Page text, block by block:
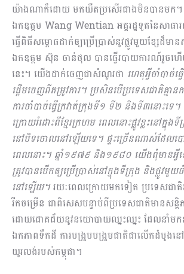
យ៉ាងណាក៏ដោយ មកយឺតប្រសើរជាងមិនបានមក។ ថ្
ឯកឧត្ដម Wang Wentian អគ្គរដ្ឋទូតនៃសាធា
ធ្វើពិធីសម្ពោធដាក់ឲ្យប្រើប្រាស់នូវផ្លូវមួយខ្សែដ៏មា
ឯកឧត្ដម ស៊ុន ចាន់ថុល បានធ្វើរបាយការណ៍រួចហ
នេះ។ យើងដាក់ចេញជាសំណួរថា ហេតុអ្វីចាំបាច់ធ្វ
ផ្ដើមចេញពីតម្រូវការ។ ប្រសិនបើប្រទេសជាតិគ្មា
ការចាំ​បាច់​ធ្វើក្រវាត់ក្រុងទី១ ទី២ និងទី៣នោះទេ
ក្រោយរំដោះពីខ្មែរក្រហម ពេលនោះផ្លូវខ្លះនៅក្នុងទី
នៅបិទចោលនៅឡើយទេ។ ផ្ទះច្រើនណាស់ដែលប
ពេលនោះ។ ឆ្នាំ១៩៧៩ និង១៩៨០ យើងពុំមានអ្វី
ត្រូវបានបើកឲ្យប្រើប្រាស់នៅក្នុងទីក្រុង និងផ្លូវ
នៅឡើយ។រយៈពេលក្រោយមកទៀត ប្រទេសជាតិ
រីកចម្រើន ជាពិសេសបន្ទាប់ពីប្រទេសជាតិមានសន្តិ
ដោយជោគជ័យនូវនយោបាយឈ្នះឈ្នះ ដែលនាំមកនូ
ឯកភាពទឹកដី ការបង្រួបបង្រួមជាតិជាលើកដំបូងនៅក្
យូរលង់របស់កម្ពុជា។